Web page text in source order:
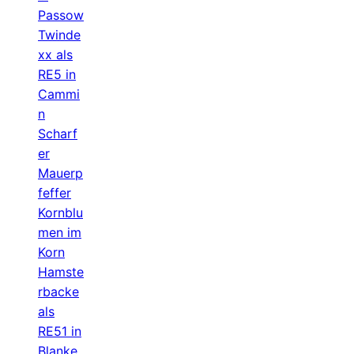
Passow
Twinde
xx als
RE5 in
Cammi
n
Scharf
er
Mauerp
feffer
Kornblu
men im
Korn
Hamste
rbacke
als
RE51 in
Blanke